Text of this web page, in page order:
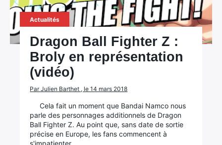
Actualités
Dragon Ball Fighter Z :
Broly en représentation
(vidéo)
Par Julien Barthet , le 14 mars 2018
Cela fait un moment que Bandai Namco nous
parle des personnages additionnels de Dragon
Ball Fighter Z. Au point que, sans date de sortie
précise en Europe, les fans commencent à
s'impatienter.